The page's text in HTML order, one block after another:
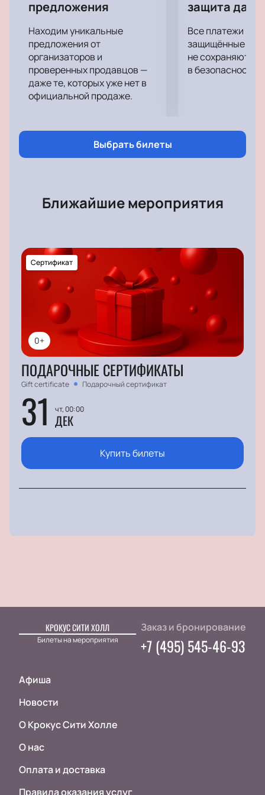
поведают добрую притчу о том, как добро побеждает
зло. Живой вокал, красивые одежды и цирковые трюки
будут интересны взрослым и детям.
предложения
Находим уникальные
предложения от
организаторов и
проверенных продавцов —
даже те, которых уже нет в
официальной продаже.
защита
Все платежи
защищённые
не сохраняются
в безопасности.
Выбрать билеты
Ближайшие мероприятия
0+
Сертификат
ПОДАРОЧНЫЕ СЕРТИФИКАТЫ
Gift certificate Подарочный сертификат
31 чт, 00:00
ДЕК
Купить билеты
КРОКУС СИТИ ХОЛЛ
Билеты на мероприятия
Афиша
Новости
О Крокус Сити Холле
О нас
Оплата и доставка
Правила оказания услуг
Заказ и бронирование
+7 (495) 545-46-93